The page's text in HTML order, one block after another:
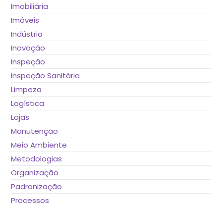
Imobiliária
Imóveis
Indústria
Inovação
Inspeção
Inspeção Sanitária
Limpeza
Logística
Lojas
Manutenção
Meio Ambiente
Metodologias
Organização
Padronização
Processos